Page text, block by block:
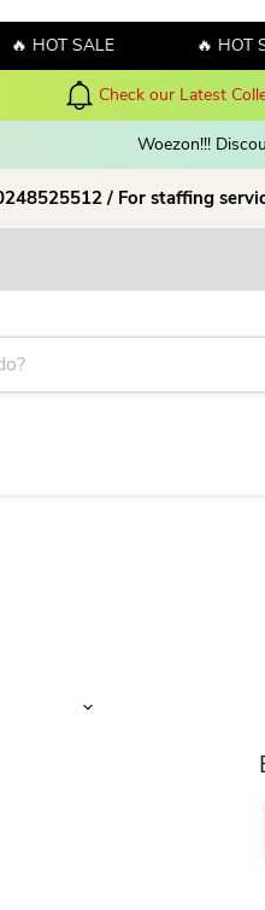
🔥 HOT SALE 🔥 HOT
Check our Latest
Woezon!!!
/ For staffing